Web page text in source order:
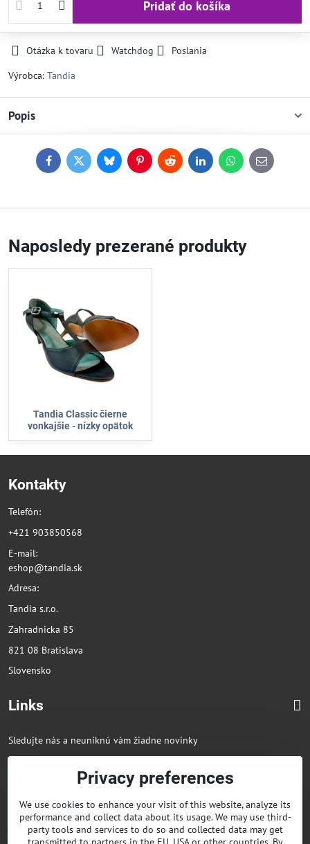
Pridať do košíka
Otázka k tovaru Watchdog
Poslania
Výrobca: Tandia
Popis
FacebookTwitterBlueskyPinterestReddit LinkedInWhatsApp
E-
mail
Naposledy prezerané produkty
Tandia Classic čierne
vonkajšie - nízky opätok
Kontakty
Telefón:
+421 903850568
E-mail:
eshop@tandia.sk
Adresa:
Tandia s.r.o.
Zahradnicka 85
821 08 Bratislava
Slovensko
Links
Sledujte nás a neuniknú vám žiadne novinky
Instagram
+421 903850568
Facebook
Privacy preferences
We use cookies to enhance your visit of this website, analyze its
performance and collect data about its usage. We may use third-
party tools and services to do so and collected data may get